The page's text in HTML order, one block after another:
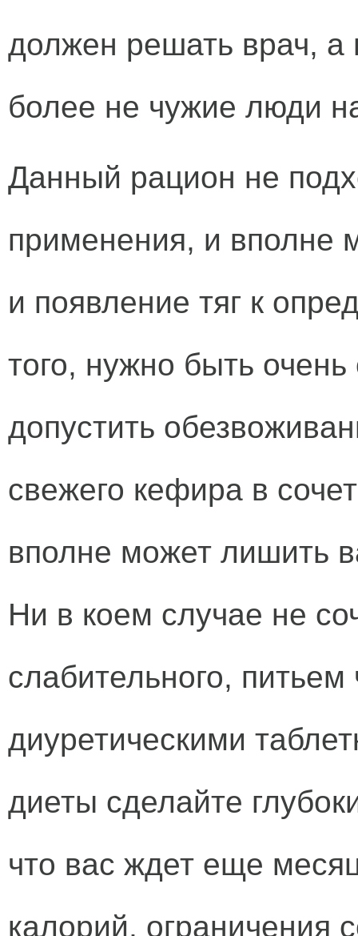
должен решать врач,
более не чужие люди
Данный рацион не
применения, и вполне
и появление тяг к
того, нужно быть
допустить
свежего кефира в
вполне может лишить
Ни в коем случае не
слабительного,
диуретическими
диеты сделайте
что вас ждет еще
калорий, ограничения